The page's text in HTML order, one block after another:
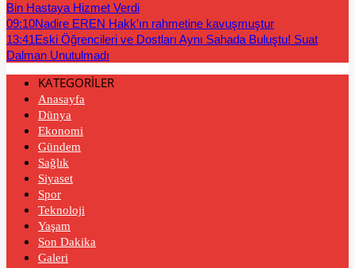
Bin Hastaya Hizmet Verdi
09:10Nadire EREN Hakk’ın rahmetine kavuşmuştur
13:41Eski Öğrencileri ve Dostları Aynı Sahada Buluştu! Suat
Dalman Unutulmadı
KATEGORİLER
Anasayfa
Dünya
Ekonomi
Gündem
Sağlık
Siyaset
Spor
Teknoloji
Yaşam
Son Dakika
Galeri